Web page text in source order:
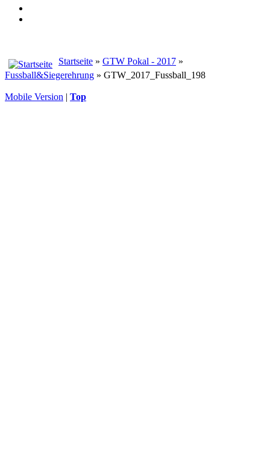
Startseite » GTW Pokal - 2017 »
Fussball&Siegerehrung » GTW_2017_Fussball_198
Mobile Version | Top